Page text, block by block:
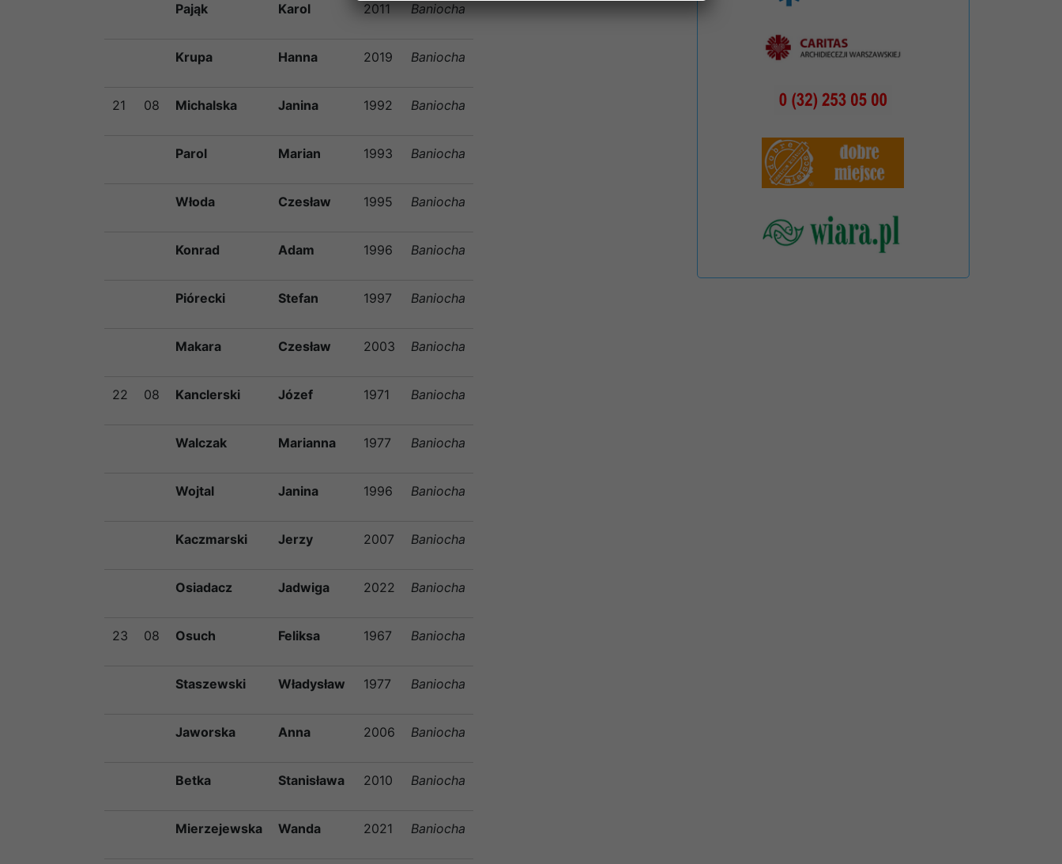
Pająk Karol 2011 Baniocha
Krupa Hanna 2019 Baniocha
21 08 Michalska Janina 1992 Baniocha
Parol Marian 1993 Baniocha
Włoda Czesław 1995 Baniocha
Konrad Adam 1996 Baniocha
Piórecki Stefan 1997 Baniocha
Makara Czesław 2003 Baniocha
22 08 Kanclerski Józef 1971 Baniocha
Walczak Marianna 1977 Baniocha
Wojtal Janina 1996 Baniocha
Kaczmarski Jerzy 2007 Baniocha
Osiadacz Jadwiga 2022 Baniocha
23 08 Osuch Feliksa 1967 Baniocha
Staszewski Władysław 1977 Baniocha
Jaworska Anna 2006 Baniocha
Betka Stanisława 2010 Baniocha
Mierzejewska Wanda 2021 Baniocha